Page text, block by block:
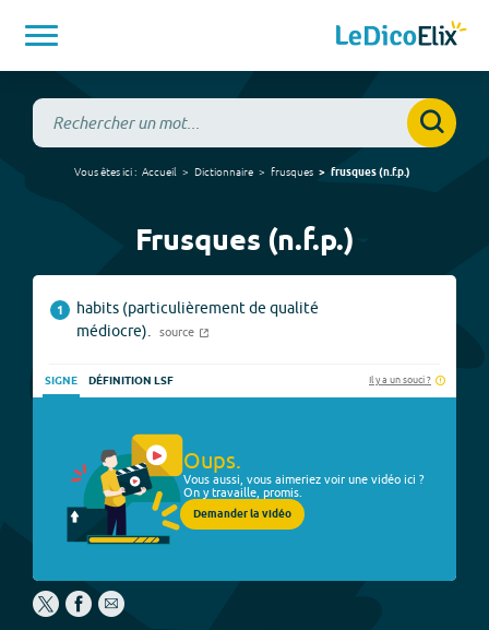
Vous êtes ici : Accueil Dictionnaire frusques frusques(n.f.p.)
Frusques (n.f.p.)
1
habits (particulièrement de qualité
médiocre).
source
SIGNE DÉFINITION LSF Il y a un souci ?
Oups.
Vous aussi, vous aimeriez voir une vidéo ici ?
On y travaille, promis.
Demander la vidéo